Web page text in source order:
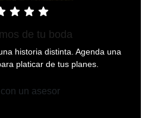
star star star
de tu boda
historia distinta. Agenda una
platicar de tus planes.
un asesor